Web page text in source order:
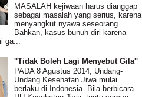
MASALAH kejiwaan harus dianggap
sebagai masalah yang serius, karena
menyangkut nyawa seseorang.
Bahkan, kasus bunuh diri karena
ga...
''Tidak Boleh Lagi Menyebut Gila''
PADA 8 Agustus 2014, Undang-
Undang Kesehatan Jiwa mulai
berlaku di Indonesia. Bila berbicara